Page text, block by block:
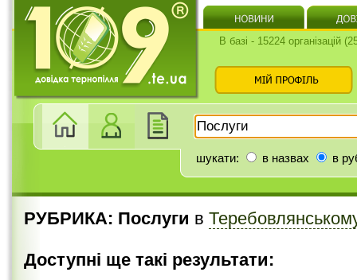
В базі - 15224 організацій
шукати: в назвах в
РУБРИКА: Послуги в
Доступні ще такі результати: